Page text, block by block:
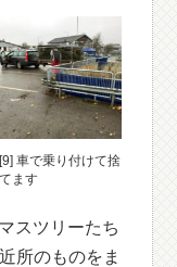
[9] 車で乗り付けて捨
てます
スツリーたち
所のものをま